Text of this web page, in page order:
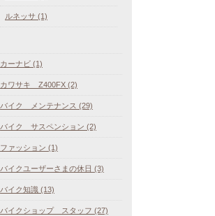
ルネッサ (1)
カーナビ (1)
カワサキ Z400FX (2)
バイク メンテナンス (29)
バイク サスペンション (2)
ファッション (1)
バイクユーザーさまの休日 (3)
バイク知識 (13)
バイクショップ スタッフ (27)